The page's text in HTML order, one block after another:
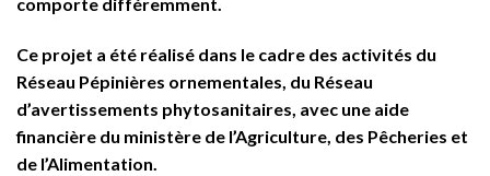
comporte différemment.
Ce projet a été réalisé dans le cadre des activités du
Réseau Pépinières ornementales, du Réseau
d’avertissements phytosanitaires, avec une aide
financière du ministère de l’Agriculture, des Pêcheries et
de l’Alimentation.